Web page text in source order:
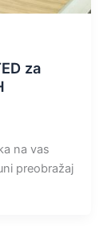
za
na vas
preobražaj